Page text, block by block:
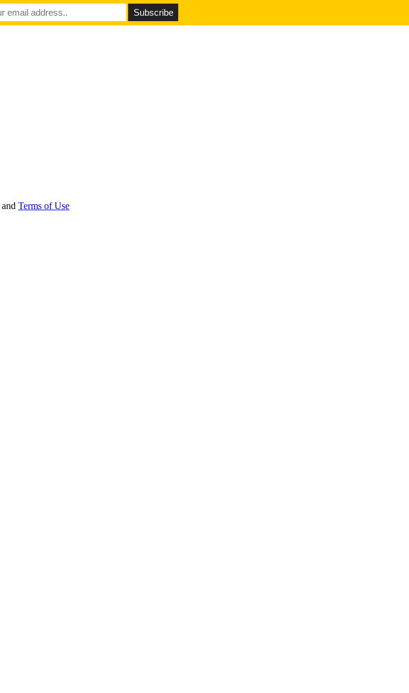
and Terms of Use